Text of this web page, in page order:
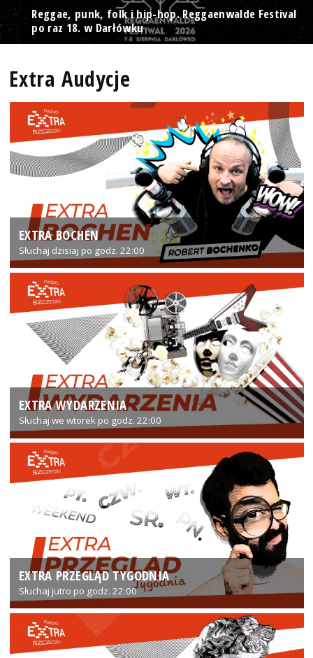
Reggae, punk, folk i hip-hop. Reggaenwalde Festival
po raz 18. w Darłówku
Extra Audycje
EXTRA BOCHEN
Słuchaj dzisiaj po godz. 22:00
EXTRA WYDARZENIA
Słuchaj we wtorek po godz. 22:00
EXTRA PRZEGLĄD TYGODNIA
Słuchaj jutro po godz. 22:00